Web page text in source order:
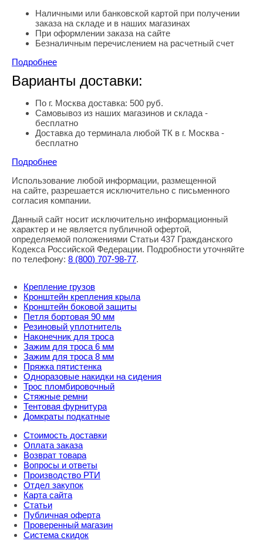
Наличными или банковской картой при получении
заказа на складе и в наших магазинах
При оформлении заказа на сайте
Безналичным перечислением на расчетный счет
Подробнее
Варианты доставки:
По г. Москва доставка: 500 руб.
Самовывоз из наших магазинов и склада -
бесплатно
Доставка до терминала любой ТК в г. Москва -
бесплатно
Подробнее
Правовая информация
Использование любой информации, размещенной
на сайте, разрешается исключительно с письменного
согласия компании.
Данный сайт носит исключительно информационный
характер и не является публичной офертой,
определяемой положениями Статьи 437 Гражданского
Кодекса Российской Федерации. Подробности уточняйте
по телефону: 8 (800) 707-98-77.
Крепление грузов
Кронштейн крепления крыла
Кронштейн боковой защиты
Петля бортовая 90 мм
Резиновый уплотнитель
Наконечник для троса
Зажим для троса 6 мм
Зажим для троса 8 мм
Пряжка пятистенка
Одноразовые накидки на сидения
Трос пломбировочный
Стяжные ремни
Тентовая фурнитура
Домкраты подкатные
Стоимость доставки
Оплата заказа
Возврат товара
Вопросы и ответы
Производство РТИ
Отдел закупок
Карта сайта
Статьи
Публичная оферта
Проверенный магазин
Система скидок